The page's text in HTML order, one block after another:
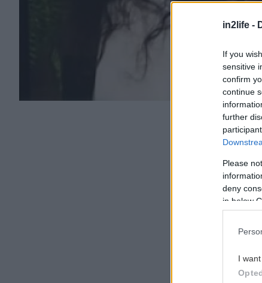
in2life -
If you
sensitive
confirm
continue
further
Please
deny
in below
I